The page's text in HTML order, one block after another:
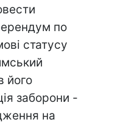
по
статусу
його
заборони -
на